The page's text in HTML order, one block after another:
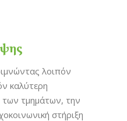
λοιπόν
καλύτερη
των τμημάτων, την
στήριξη